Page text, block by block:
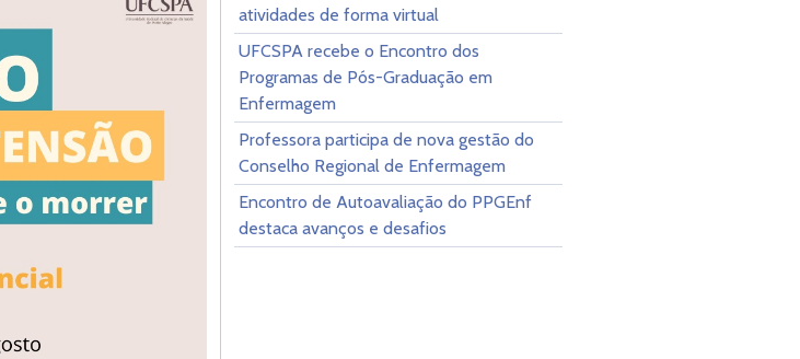
atividades de forma virtual
UFCSPA recebe o Encontro dos
Programas de Pós-Graduação em
Enfermagem
Professora participa de nova gestão do
Conselho Regional de Enfermagem
Encontro de Autoavaliação do PPGEnf
destaca avanços e desafios